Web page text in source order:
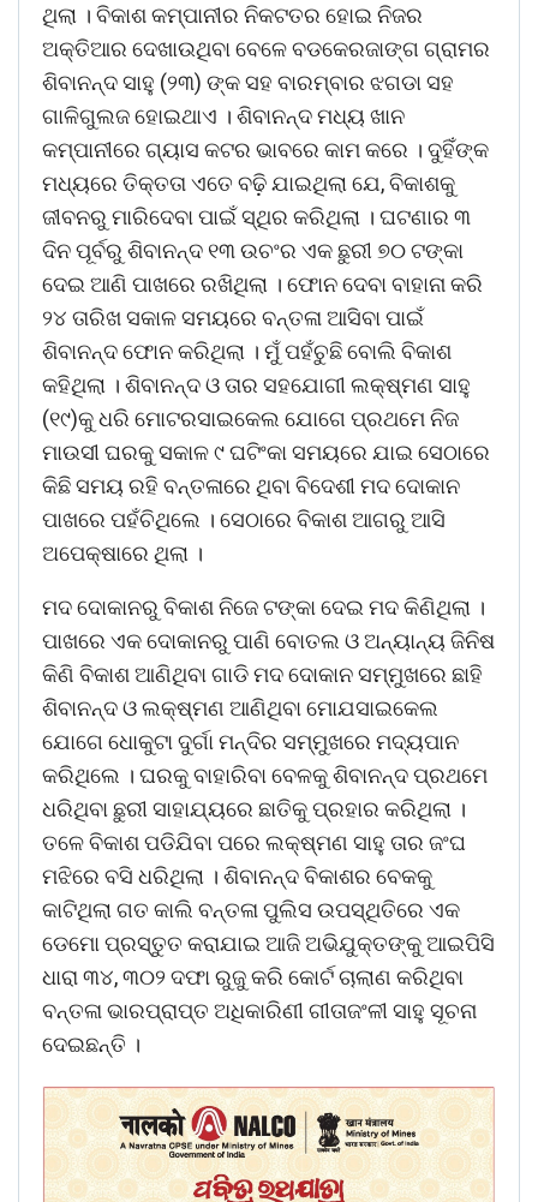
ଥିଲା । ବିକାଶ କମ୍ପାନୀର ନିକଟତର ହୋଇ ନିଜର
ଅକ୍ତିଆର ଦେଖାଉଥିବା ବେଳେ ବଡକେରଜାଙ୍ଗ ଗ୍ରାମର
ଶିବାନନ୍ଦ ସାହୁ (୨୩) ଙ୍କ ସହ ବାରମ୍ବାର ଝଗଡା ସହ
ଗାଳିଗୁଲଜ ହୋଇଥାଏ । ଶିବାନନ୍ଦ ମଧ୍ୟ ଖାନ
କମ୍ପାନୀରେ ଗ୍ୟାସ କଟର ଭାବରେ କାମ କରେ । ଦୁହିଁଙ୍କ
ମଧ୍ୟରେ ତିକ୍ତତା ଏତେ ବଢ଼ି ଯାଇଥିଲା ଯେ, ବିକାଶକୁ
ଜୀବନରୁ ମାରିଦେବା ପାଇଁ ସ୍ଥିର କରିଥିଲା । ଘଟଣାର ୩
ଦିନ ପୂର୍ବରୁ ଶିବାନନ୍ଦ ୧୩ ଉଚଂର ଏକ ଛୁରୀ ୭୦ ଟଙ୍କା
ଦେଇ ଆଣି ପାଖରେ ରଖିଥିଲା । ଫୋନ ଦେବା ବାହାନା କରି
୨୪ ତାରିଖ ସକାଳ ସମୟରେ ବନ୍ତଳା ଆସିବା ପାଇଁ
ଶିବାନନ୍ଦ ଫୋନ କରିଥିଲା । ମୁଁ ପହଁଚୁଛି ବୋଲି ବିକାଶ
କହିଥିଲା । ଶିବାନନ୍ଦ ଓ ତାର ସହଯୋଗୀ ଲକ୍ଷ୍ମଣ ସାହୁ
(୧୯)କୁ ଧରି ମୋଟରସାଇକେଲ ଯୋଗେ ପ୍ରଥମେ ନିଜ
ମାଉସୀ ଘରକୁ ସକାଳ ୯ ଘଟିଂକା ସମୟରେ ଯାଇ ସେଠାରେ
କିଛି ସମୟ ରହି ବନ୍ତଳାରେ ଥିବା ବିଦେଶୀ ମଦ ଦୋକାନ
ପାଖରେ ପହଁଚିଥିଲେ । ସେଠାରେ ବିକାଶ ଆଗରୁ ଆସି
ଅପେକ୍ଷାରେ ଥିଲା ।
ମଦ ଦୋକାନରୁ ବିକାଶ ନିଜେ ଟଙ୍କା ଦେଇ ମଦ କିଣିଥିଲା ।
ପାଖରେ ଏକ ଦୋକାନରୁ ପାଣି ବୋତଲ ଓ ଅନ୍ୟାନ୍ୟ ଜିନିଷ
କିଣି ବିକାଶ ଆଣିଥିବା ଗାଡି ମଦ ଦୋକାନ ସମ୍ମୁଖରେ ଛାହି
ଶିବାନନ୍ଦ ଓ ଲକ୍ଷ୍ମଣ ଆଣିଥିବା ମୋଯସାଇକେଲ
ଯୋଗେ ଧୋକୁଟା ଦୁର୍ଗା ମନ୍ଦିର ସମ୍ମୁଖରେ ମଦ୍ୟପାନ
କରିଥିଲେ । ଘରକୁ ବାହାରିବା ବେଳକୁ ଶିବାନନ୍ଦ ପ୍ରଥମେ
ଧରିଥିବା ଛୁରୀ ସାହାଯ୍ୟରେ ଛାତିକୁ ପ୍ରହାର କରିଥିଲା ।
ତଳେ ବିକାଶ ପଡିଯିବା ପରେ ଲକ୍ଷ୍ମଣ ସାହୁ ତାର ଜଂଘ
ମଝିରେ ବସି ଧରିଥିଲା । ଶିବାନନ୍ଦ ବିକାଶର ବେକକୁ
କାଟିଥିଲା ଗତ କାଲି ବନ୍ତଳା ପୁଲିସ ଉପସ୍ଥିତିରେ ଏକ
ଡେମୋ ପ୍ରସ୍ତୁତ କରାଯାଇ ଆଜି ଅଭିଯୁକ୍ତଙ୍କୁ ଆଇପିସି
ଧାରା ୩୪, ୩୦୨ ଦଫା ରୁଜୁ କରି କୋର୍ଟ ଚାଲାଣ କରିଥିବା
ବନ୍ତଳା ଭାରପ୍ରାପ୍ତ ଅଧିକାରିଣୀ ଗୀତାଜଂଳୀ ସାହୁ ସୂଚନା
ଦେଇଛନ୍ତି ।